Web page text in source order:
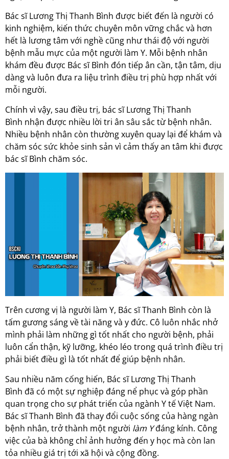
Bác sĩLương Thị Thanh Bình được biết đến là người có
kinh nghiệm, kiến thức chuyên môn vững chắc và hơn
hết là lương tâm với nghề cũng như thái độ với người
bệnh mẫu mực của một người làm Y. Mỗi bệnh nhân
khám đều được Bác sĩ Bình đón tiếp ân cần, tận tâm, dịu
dàng và luôn đưa ra liệu trình điều trị phù hợp nhất với
mỗi người.
Chính vì vậy, sau điều trị, bác sĩLương Thị Thanh
Bình nhận được nhiều lời tri ân sâu sắc từ bệnh nhân.
Nhiều bệnh nhân còn thường xuyên quay lại để khám và
chăm sóc sức khỏe sinh sản vì cảm thấy an tâm khi được
bác sĩ Bình chăm sóc.
Trên cương vị là người làm Y, Bác sĩ Thanh Bình còn là
tấm gương sáng về tài năng và y đức. Cô luôn nhắc nhở
mình phải làm những gì tốt nhất cho người bệnh, phải
luôn cẩn thận, kỹ lưỡng, khéo léo trong quá trình điều trị
phải biết điều gì là tốt nhất để giúp bệnh nhân.
Sau nhiều năm cống hiến, Bác sĩLương Thị Thanh
Bình đã có một sự nghiệp đáng nể phục và góp phần
quan trọng cho sự phát triển của ngành Y tế Việt Nam.
Bác sĩ Thanh Bình đã thay đổi cuộc sống của hàng ngàn
bệnh nhân, trở thành một người làm Yđáng kính. Công
việc của bà không chỉ ảnh hưởng đến y học mà còn lan
tỏa nhiều giá trị tới xã hội và cộng đồng.